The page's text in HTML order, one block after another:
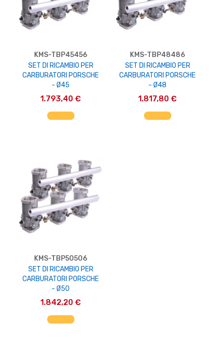
KMS-TBP45456
SET DI RICAMBIO PER
CARBURATORI PORSCHE
- Ø45
1.793,40 €
AGGIUNGI AL CARRELLO
KMS-TBP48486
SET DI RICAMBIO PER
CARBURATORI PORSCHE
- Ø48
1.817,80 €
AGGIUNGI AL CARRELLO
KMS-TBP50506
SET DI RICAMBIO PER
CARBURATORI PORSCHE
- Ø50
1.842,20 €
AGGIUNGI AL CARRELLO